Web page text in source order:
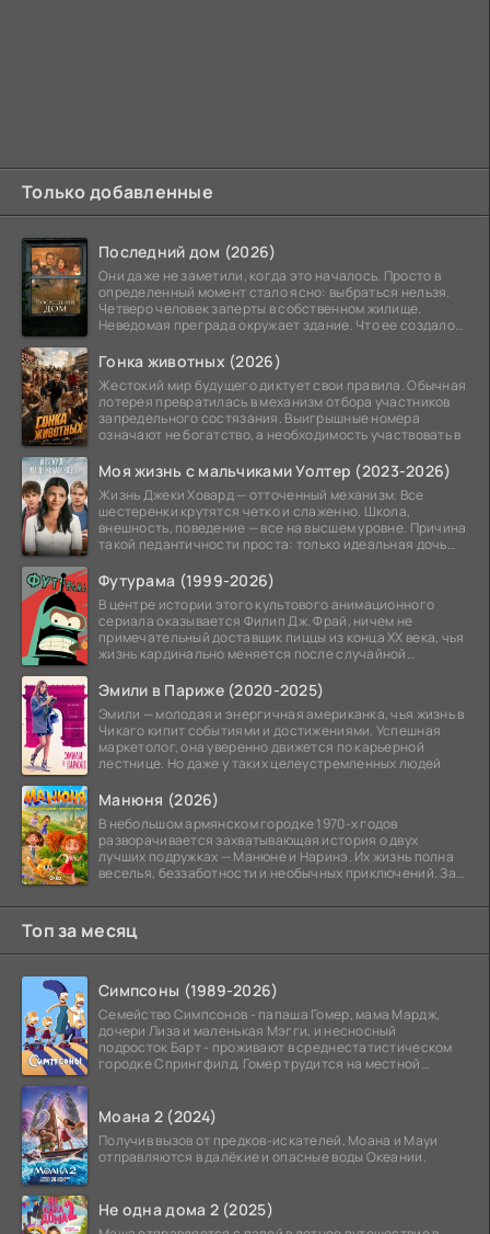
Только добавленные
Последний дом (2026)
Они даже не заметили, когда это началось. Просто в
определенный момент стало ясно: выбраться нельзя.
Четверо человек заперты в собственном жилище.
Неведомая преграда окружает здание. Что ее создало
Гонка животных (2026)
Жестокий мир будущего диктует свои правила. Обычная
лотерея превратилась в механизм отбора участников
запредельного состязания. Выигрышные номера
означают не богатство, а необходимость участвовать в
Моя жизнь с мальчиками Уолтер (2023-2026)
Жизнь Джеки Ховард — отточенный механизм. Все
шестеренки крутятся четко и слаженно. Школа,
внешность, поведение — все на высшем уровне. Причина
такой педантичности проста: только идеальная дочь
Футурама (1999-2026)
В центре истории этого культового анимационного
сериала оказывается Филип Дж. Фрай, ничем не
примечательный доставщик пиццы из конца XX века, чья
жизнь кардинально меняется после случайной
Эмили в Париже (2020-2025)
Эмили — молодая и энергичная американка, чья жизнь в
Чикаго кипит событиями и достижениями. Успешная
маркетолог, она уверенно движется по карьерной
лестнице. Но даже у таких целеустремленных людей
Манюня (2026)
В небольшом армянском городке 1970-х годов
разворачивается захватывающая история о двух
лучших подружках — Манюне и Наринэ. Их жизнь полна
веселья, беззаботности и необычных приключений. За
Топ за месяц
Симпсоны (1989-2026)
Семейство Симпсонов - папаша Гомер, мама Мардж,
дочери Лиза и маленькая Мэгги, и несносный
подросток Барт - проживают в среднестатистическом
городке Спрингфилд. Гомер трудится на местной
Моана 2 (2024)
Получив вызов от предков-искателей, Моана и Мауи
отправляются в далёкие и опасные воды Океании.
Не одна дома 2 (2025)